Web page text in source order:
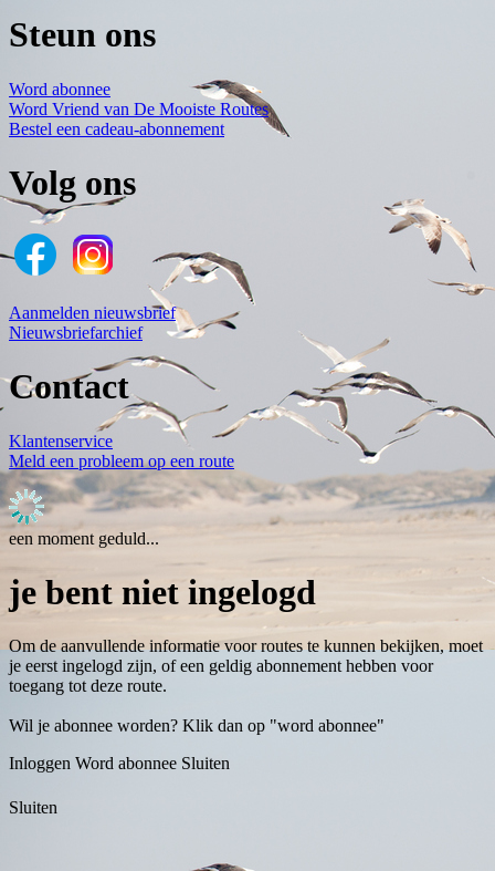
Steun ons
Word abonnee
Word Vriend van De Mooiste Routes
Bestel een cadeau-abonnement
Volg ons
Aanmelden nieuwsbrief
Nieuwsbriefarchief
Contact
Klantenservice
Meld een probleem op een route
een moment geduld...
je bent niet ingelogd
Om de aanvullende informatie voor routes te kunnen bekijken, moet
je eerst ingelogd zijn, of een geldig abonnement hebben voor
toegang tot deze route.
Wil je abonnee worden? Klik dan op "word abonnee"
Inloggen Word abonnee Sluiten
Sluiten